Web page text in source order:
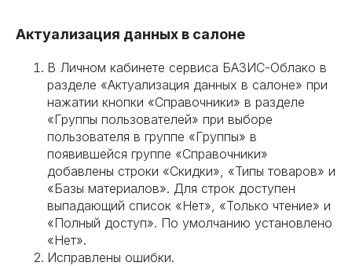
Актуализация данных в салоне
В Личном кабинете сервиса БАЗИС-Облако в
разделе «Актуализация данных в салоне» при
нажатии кнопки «Справочники» в разделе
«Группы пользователей» при выборе
пользователя в группе «Группы» в
появившейся группе «Справочники»
добавлены строки «Скидки», «Типы товаров» и
«Базы материалов». Для строк доступен
выпадающий список «Нет», «Только чтение» и
«Полный доступ». По умолчанию установлено
«Нет».
Исправлены ошибки.